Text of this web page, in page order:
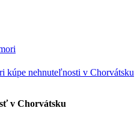
kúpe nehnuteľnosti v Chorvátsku
v Chorvátsku